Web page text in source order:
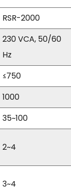
RSR-2000
230 VCA, 50/60
Hz
≤750
1000
35~100
2~4
3~4